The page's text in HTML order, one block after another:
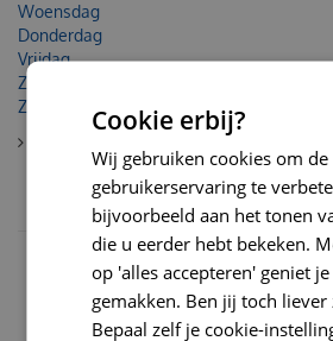
Woensdag
Donderdag
Vrijdag
Zaterdag
Zondag
Schrijf u hier in voor onze
kortingscodes en
Bekijk onze
privacy
Cookie erbij?
Wij gebruiken cookies om de
gebruikerservaring te
bijvoorbeeld aan het tonen
die u eerder hebt bekeken.
op 'alles accepteren' geniet
gemakken. Ben jij toch liever
Bepaal zelf je cookie-